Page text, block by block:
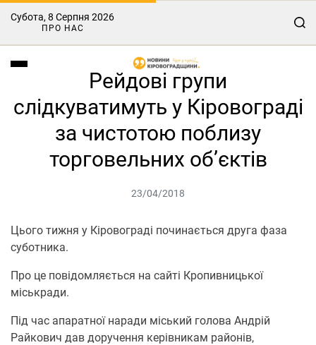
Субота, 8 Серпня 2026
ПРО НАС
Рейдові групи
слідкуватимуть у Кіровограді
за чистотою поблизу
торговельних об’єктів
23/04/2018
Цього тижня у Кіровограді починається друга фаза
суботника.
Про це повідомляється на сайті Кропивницької
міськради.
Під час апаратної наради міський голова Андрій
Райкович дав доручення керівникам районів,